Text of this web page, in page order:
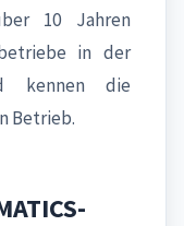
10 Jahren
in der
kennen die
Betrieb.